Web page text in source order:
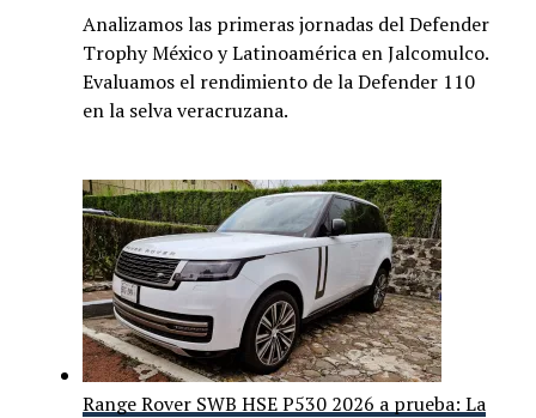
Analizamos las primeras jornadas del Defender
Trophy México y Latinoamérica en Jalcomulco.
Evaluamos el rendimiento de la Defender 110
en la selva veracruzana.
Range Rover SWB HSE P530 2026 a prueba: La